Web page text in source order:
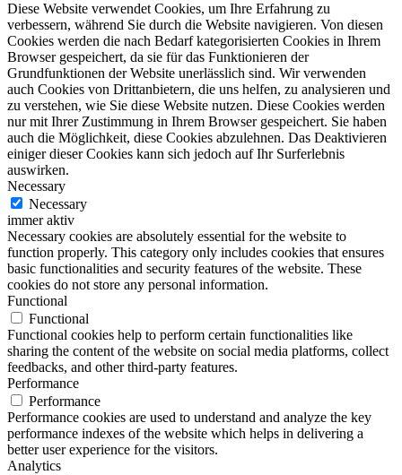
Diese Website verwendet Cookies, um Ihre Erfahrung zu
verbessern, während Sie durch die Website navigieren. Von diesen
Cookies werden die nach Bedarf kategorisierten Cookies in Ihrem
Browser gespeichert, da sie für das Funktionieren der
Grundfunktionen der Website unerlässlich sind. Wir verwenden
auch Cookies von Drittanbietern, die uns helfen, zu analysieren und
zu verstehen, wie Sie diese Website nutzen. Diese Cookies werden
nur mit Ihrer Zustimmung in Ihrem Browser gespeichert. Sie haben
auch die Möglichkeit, diese Cookies abzulehnen. Das Deaktivieren
einiger dieser Cookies kann sich jedoch auf Ihr Surferlebnis
auswirken.
Necessary
Necessary
immer aktiv
Necessary cookies are absolutely essential for the website to
function properly. This category only includes cookies that ensures
basic functionalities and security features of the website. These
cookies do not store any personal information.
Functional
Functional
Functional cookies help to perform certain functionalities like
sharing the content of the website on social media platforms, collect
feedbacks, and other third-party features.
Performance
Performance
Performance cookies are used to understand and analyze the key
performance indexes of the website which helps in delivering a
better user experience for the visitors.
Analytics